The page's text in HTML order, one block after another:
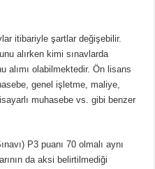
itibariyle şartlar değişebilir.
alırken kimi sınavlarda
alımı olabilmektedir. Ön lisans
genel işletme, maliye,
muhasebe vs. gibi benzer
P3 puanı 70 olmalı aynı
da aksi belirtilmediği